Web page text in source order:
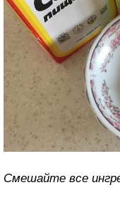
Смешайте все